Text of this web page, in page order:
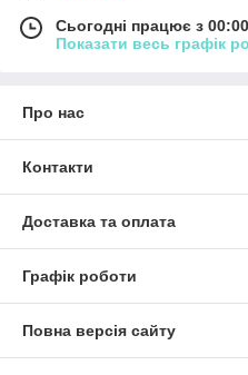
Сьогодні працює з
Показати весь графік
Про нас
Контакти
Доставка та оплата
Графік роботи
Повна версія сайту